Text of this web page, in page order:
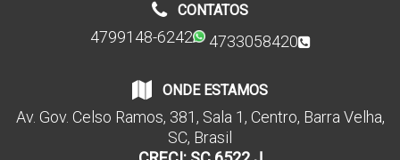
CONTATOS
4799148-6242 4733058420
ONDE ESTAMOS
Av. Gov. Celso Ramos, 381 , Sala 1 , Centro, Barra Velha,
SC, Brasil